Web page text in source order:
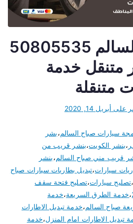
كراج صباح السالم 50805535
متنقل خدمة
متنقلة
على أبريل 14, 2020
سيارات صباح السالم،بشر
،بنشر الكويت،بنشر قريب من
قريب مني صباح السالم،بنشر
سيارات،تبديل بطاريات سيارات صباح
،تصليح سيارات،تصليح فتحة سقف
،خدمة الطرق السريعة،خدمة
صباح السالم،خدمة تبديل الاطارات
تبديل الاطارات امام المنزل،خدمة